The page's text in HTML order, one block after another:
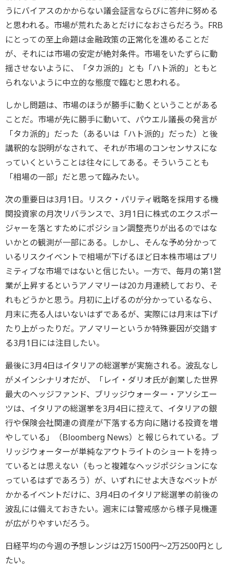
うにバイアスのかからない議会証言ならびに答弁に努める
と思われる。市場が荒れたあとだけになおさらだろう。FRB
にとっての至上命題は金融政策の正常化を進めることだ
が、それには市場の安定が絶対条件。市場をいたずらに動
揺させないように、「タカ派的」とも「ハト派的」ともと
られないように中立的な態度で臨むと思われる。
しかし問題は、市場のほうが勝手に動くということがある
ことだ。市場が先に勝手に動いて、パウエル議長の発言が
「タカ派的」だった（あるいは「ハト派的」だった）と後
講釈的な説明がなされて、それが市場のコンセンサスにな
っていくということは往々にしてある。そういうことも
「相場の一部」だと思って臨みたい。
次の重要日は3月1日。リスク・パリティ戦略を採用する機
関投資家の月次リバランスで、3月1日に株式のエクスポー
ジャーを落とすためにポジション調整売りが出るのではな
いかとの観測が一部にある。しかし、そんな予め分かって
いるリスクイベントで相場が下げるほど日本株市場はプリ
ミティブな市場ではないと信じたい。一方で、毎月の第1営
業が上昇するというアノマリーは20カ月連続しており、そ
れもどうかと思う。月初に上げるのが分かっているなら、
月末に売る人はいないはずであるが、実際には月末は下げ
たり上がったりだ。アノマリーというか特殊要因が交錯す
る3月1日には注目したい。
最後に3月4日はイタリアの総選挙が実施される。波乱なし
がメインシナリオだが、「レイ・ダリオ氏が創業した世界
最大のヘッジファンド、ブリッジウォーター・アソシエー
ツは、イタリアの総選挙を3月4日に控えて、イタリアの銀
行や保険会社関連の資産が下落する方向に賭ける投資を増
やしている」（Bloomberg News）と報じられている。ブ
リッジウォーターが単純なアウトライトのショートを持っ
ているとは思えない（もっと複雑なヘッジポジションにな
っているはずであろう）が、いずれにせよ大きなベットが
かかるイベントだけに、3月4日のイタリア総選挙の前後の
波乱には備えておきたい。週末には警戒感から様子見機運
が広がりやすいだろう。
日経平均の今週の予想レンジは2万1500円～2万2500円とし
たい。